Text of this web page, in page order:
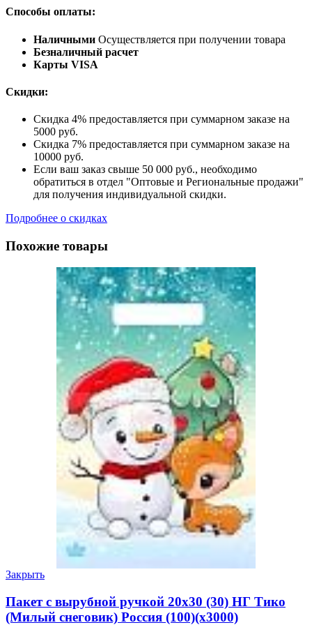
Способы оплаты:
Наличными Осуществляется при получении товара
Безналичный расчет
Карты VISA
Скидки:
Скидка 4% предоставляется при суммарном заказе на
5000 руб.
Скидка 7% предоставляется при суммарном заказе на
10000 руб.
Если ваш заказ свыше 50 000 руб., необходимо
обратиться в отдел "Оптовые и Региональные продажи"
для получения индивидуальной скидки.
Подробнее о скидках
Похожие товары
Закрыть
Пакет с вырубной ручкой 20х30 (30) НГ Тико
(Милый снеговик) Россия (100)(х3000)